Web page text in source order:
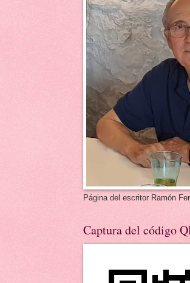
Página del escritor Ramón
Captura del código